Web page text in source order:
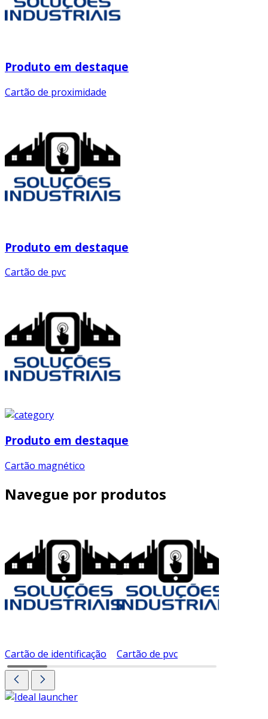
Produto em destaque
Cartão de proximidade
Produto em destaque
Cartão de pvc
Produto em destaque
Cartão magnético
Navegue por produtos
Cartão de identificação Cartão de pvc